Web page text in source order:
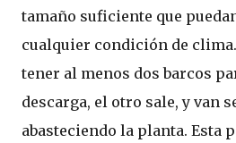
tamaño suficiente que
cualquier condición de
tener al menos dos barcos
descarga, el otro sale, y van
abasteciendo la planta. Esta